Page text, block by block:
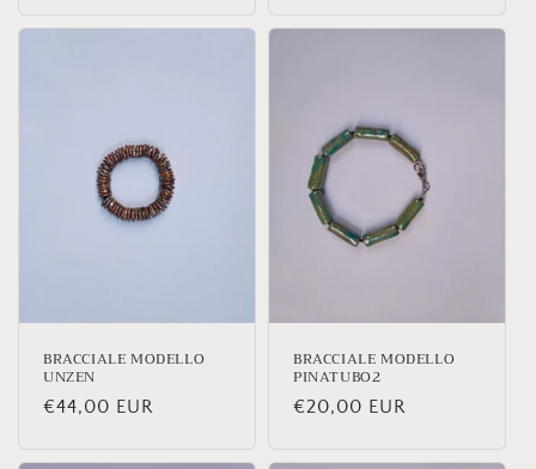
listino
listino
BRACCIALE MODELLO
UNZEN
Prezzo
listino
€44,00 EUR
BRACCIALE MODELLO
PINATUBO2
Prezzo
listino
€20,00 EUR